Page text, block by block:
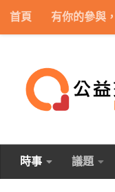
Skip to content
首頁 有你的參與
時事 議題